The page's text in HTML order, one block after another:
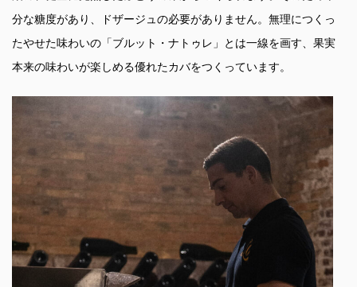
分な糖度があり、ドザージュの必要がありません。無理につくっ
たやせた味わいの「ブルット・ナトゥレ」とは一線を画す、果実
本来の味わいが楽しめる優れたカバをつくっています。